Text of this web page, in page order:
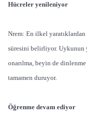
Hücreler yenileniyor
Nrem: En ilkel yaratıklardan
süresini belirliyor. Uykunun
onarılma, beyin de
tamamen duruyor.
Öğrenme devam ediyor